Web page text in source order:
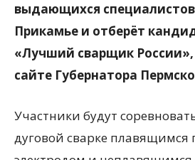
выдающихся специалистов
Прикамье и отберёт
«Лучший сварщик России»,
сайте Губернатора
Участники будут
дуговой сварке